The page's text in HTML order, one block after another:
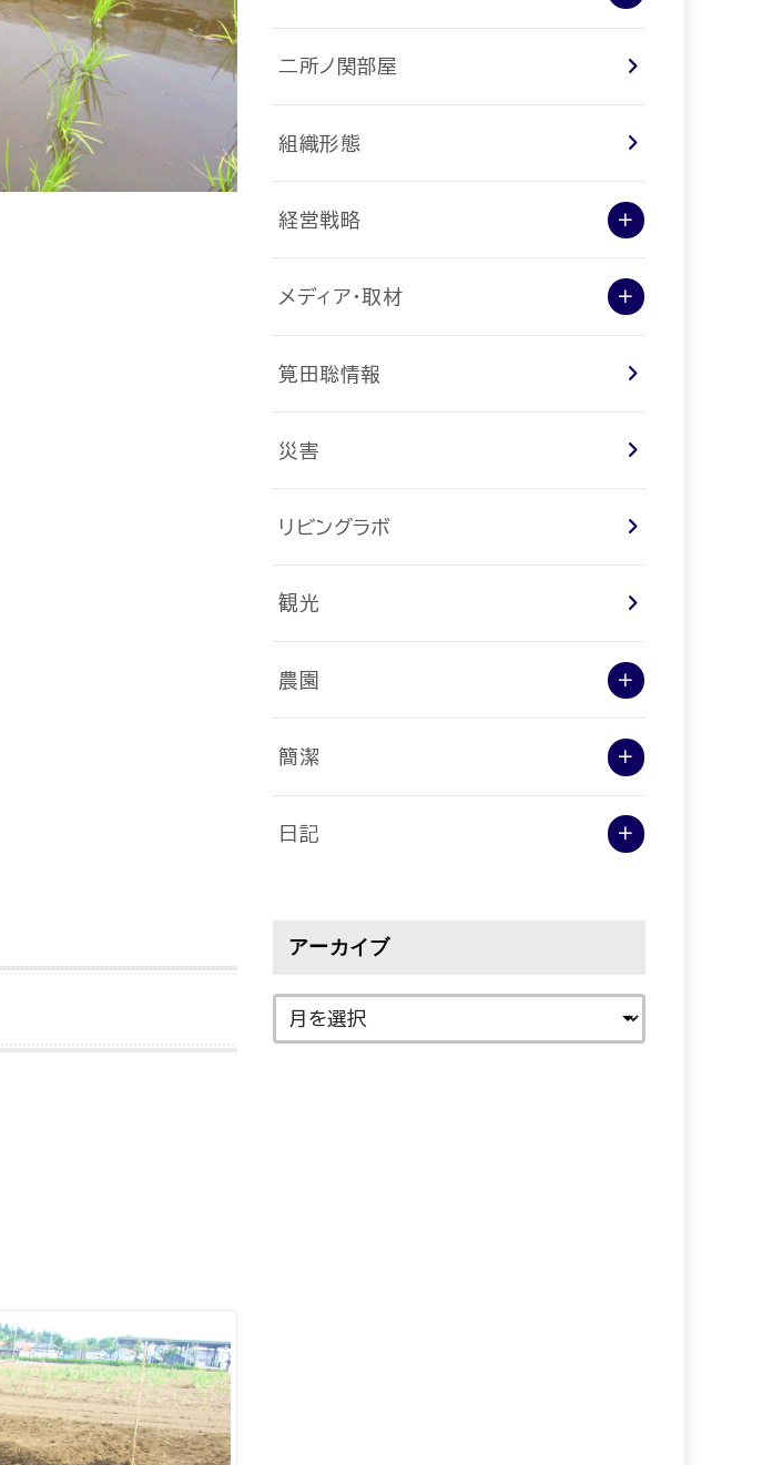
二所ノ関部屋
組織形態
経営戦略
メディア･取材
筧田聡情報
災害
リビングラボ
観光
農園
簡潔
日記
アーカイブ